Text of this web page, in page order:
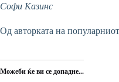
Софи Казинс
Од авторката на
Можеби ќе ви се допадне...